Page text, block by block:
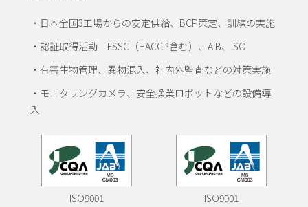
・日本全国3工場からの安定供給、BCP策定、訓練の実施
・認証取得活動 FSSC（HACCP含む）、AIB、ISO
・有害生物管理、異物混入、社内外監査などの対策実施
・モニタリングカメラ、安全操業ロボットなどの設備導
入
ISO9001
ISO9001